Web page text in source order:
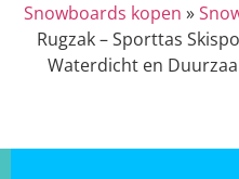
Snowboards kopen »
Rugzak – Sporttas
Waterdicht en